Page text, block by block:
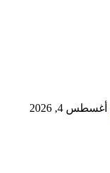
أغسطس 4, 2026